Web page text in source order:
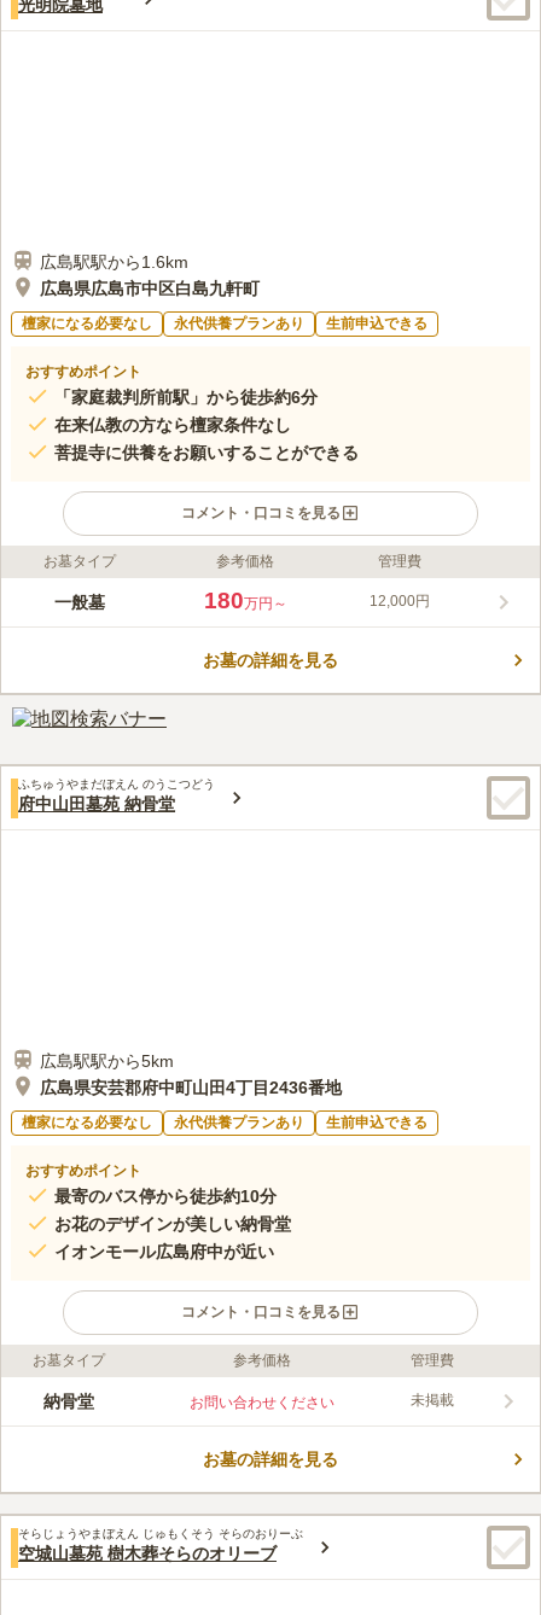
光明院墓地
広島駅駅から1.6km
広島県広島市中区白島九軒町
檀家になる必要なし 永代供養プランあり 生前申込できる
おすすめポイント
「家庭裁判所前駅」から徒歩約6分
在来仏教の方なら檀家条件なし
菩提寺に供養をお願いすることができる
コメント・口コミを見る
ライフドット編集部のコメント
1619年に創建された真言宗のお寺のお墓です。 山陽自動車道
心地にあり、お出かけやお買い物にも便利な好立地です。 管理
安心です。
口コミ評価
お墓タイプ 参考価格 管理費
一般墓 180万円～ 12,000円
お墓の詳細を見る
ふちゅうやまだぼえん のうこつどう
府中山田墓苑 納骨堂
広島駅駅から5km
広島県安芸郡府中町山田4丁目2436番地
檀家になる必要なし 永代供養プランあり 生前申込できる
おすすめポイント
最寄のバス停から徒歩約10分
お花のデザインが美しい納骨堂
イオンモール広島府中が近い
コメント・口コミを見る
ライフドット編集部のコメント
安芸郡の住宅地にある民営墓苑で、周囲は田畑や木々が多く落ち
す。 遺骨の合祀の時期は、最初から又は33年間骨壺の状態で安
道がわかりやすいです。
口コミ評価
この霊園はまだ誰からも評価されていません。
お墓タイプ 参考価格 管理費
納骨堂 お問い合わせください 未掲載
お墓の詳細を見る
そらじょうやまぼえん じゅもくそう そらのおりーぶ
空城山墓苑 樹木葬そらのオリーブ